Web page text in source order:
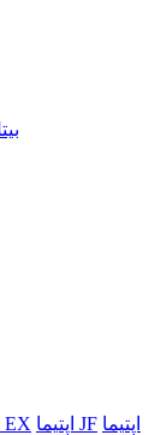
اپتیما EX اپتیما JF اپتیما